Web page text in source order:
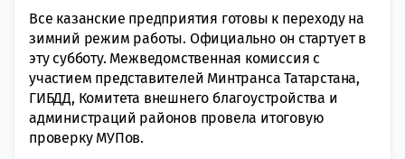
Все казанские предприятия готовы к переходу на
зимний режим работы. Официально он стартует в
эту субботу. Межведомственная комиссия с
участием представителей Минтранса Татарстана,
ГИБДД, Комитета внешнего благоустройства и
администраций районов провела итоговую
проверку МУПов.